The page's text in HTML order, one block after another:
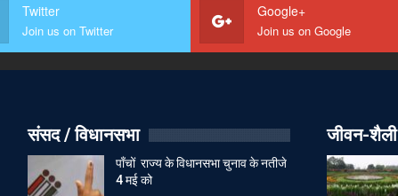
Twitter
Join us on Twitter
Google+
Join us on Google
संसद / विधानसभा
पाँचों राज्य के विधानसभा चुनाव के नतीजे
4 मई को
जीवन-शैली